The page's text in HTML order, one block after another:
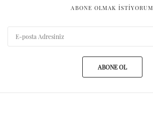
ABONE OLMAK ISTIYORUM
ABONE OL